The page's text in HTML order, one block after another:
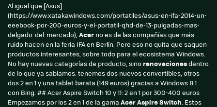
Al igual que [Asus]
(https://www.xatakawindows.com/portatiles/asus-en-ifa-2014-un-
eeebook-por-200-euros-y-el-portatil-qhd-de-13-pulgadas-mas-
delgado-del-mercado), Acer no es de las compañías que más
ruido hacen en la feria IFA en Berlín. Pero eso no quita que saquen
productos interesantes, sobre todo para el ecosistema Windows.
No hay nuevas categorías de producto, sino renovacionesdentro
de lo que ya sabíamos: tenemos dos nuevos convertibles, otros
dos 2 en 1 y una tablet barata (149 euros) gracias a Windows 8.1
con Bing. ## Acer Aspire Switch 10 y 11: 2 en 1 por 300-400 euros
Empezamos por los 2 en 1 de la gama Acer Aspire Switch . Estos